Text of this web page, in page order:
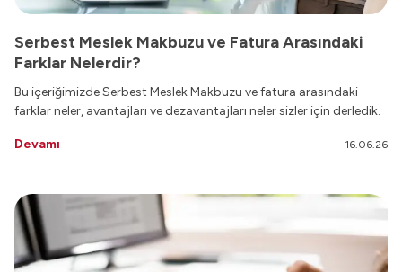
Serbest Meslek Makbuzu ve Fatura Arasındaki
Farklar Nelerdir?
Bu içeriğimizde Serbest Meslek Makbuzu ve fatura arasındaki
farklar neler, avantajları ve dezavantajları neler sizler için derledik.
Devamı 16.06.26